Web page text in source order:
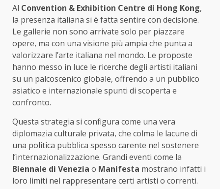
Al Convention & Exhibition Centre di Hong Kong,
la presenza italiana si è fatta sentire con decisione.
Le gallerie non sono arrivate solo per piazzare
opere, ma con una visione più ampia che punta a
valorizzare l’arte italiana nel mondo. Le proposte
hanno messo in luce le ricerche degli artisti italiani
su un palcoscenico globale, offrendo a un pubblico
asiatico e internazionale spunti di scoperta e
confronto.
Questa strategia si configura come una vera
diplomazia culturale privata, che colma le lacune di
una politica pubblica spesso carente nel sostenere
l’internazionalizzazione. Grandi eventi come la
Biennale di Venezia o Manifesta mostrano infatti i
loro limiti nel rappresentare certi artisti o correnti.